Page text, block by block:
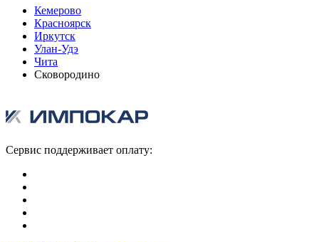
Кемерово
Красноярск
Иркутск
Улан-Удэ
Чита
Сковородино
Сервис поддерживает оплату: